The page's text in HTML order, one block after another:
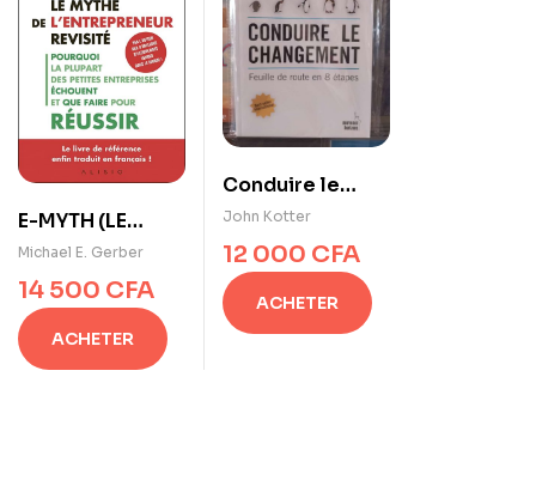
E-MYTH (LE
MYTHE DE
L’ENTREPRENEUR
REVISITÉ) de
Michael E.
Gerber
Michael E. Gerber
14 500 CFA
ACHETER
Conduire le
changement –
John Kotter
John Kotter
12 000 CFA
ACHETER